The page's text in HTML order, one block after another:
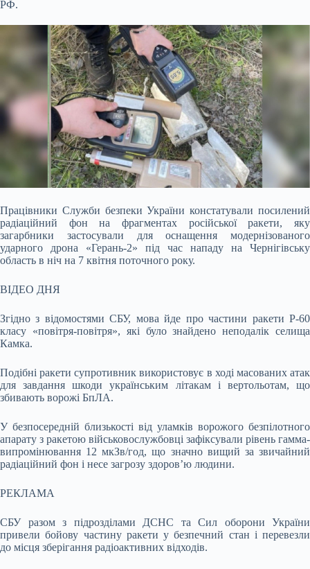
РФ.
Працівники Служби безпеки України констатували посилений
радіаційний фон на фрагментах російської ракети, яку
загарбники застосували для оснащення модернізованого
ударного дрона «Герань-2» під час нападу на Чернігівську
область в ніч на 7 квітня поточного року.
ВІДЕО ДНЯ
Згідно з відомостями СБУ, мова йде про частини ракети Р-60
класу «повітря-повітря», які було знайдено неподалік селища
Камка.
Подібні ракети супротивник використовує в ході масованих атак
для завдання шкоди українським літакам і вертольотам, що
збивають ворожі БпЛА.
У безпосередній близькості від уламків ворожого безпілотного
апарату з ракетою військовослужбовці зафіксували рівень гамма-
випромінювання 12 мкЗв/год, що значно вищий за звичайний
радіаційний фон і несе загрозу здоров’ю людини.
РЕКЛАМА
СБУ разом з підрозділами ДСНС та Сил оборони України
привели бойову частину ракети у безпечний стан і перевезли
до місця зберігання радіоактивних відходів.